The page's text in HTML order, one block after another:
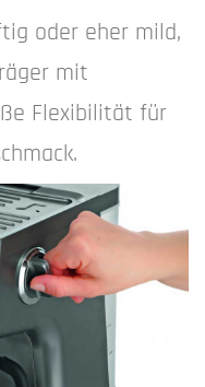
oder eher mild,
mit
Flexibilität für